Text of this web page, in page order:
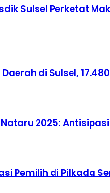
Sulsel Perketat
di Sulsel,
2025:
Pemilih di Pilkada